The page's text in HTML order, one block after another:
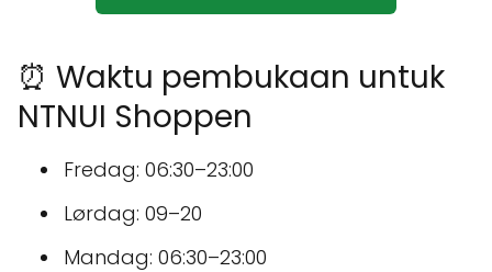
⏰ Waktu pembukaan untuk
NTNUI Shoppen
Fredag: 06:30–23:00
Lørdag: 09–20
Mandag: 06:30–23:00